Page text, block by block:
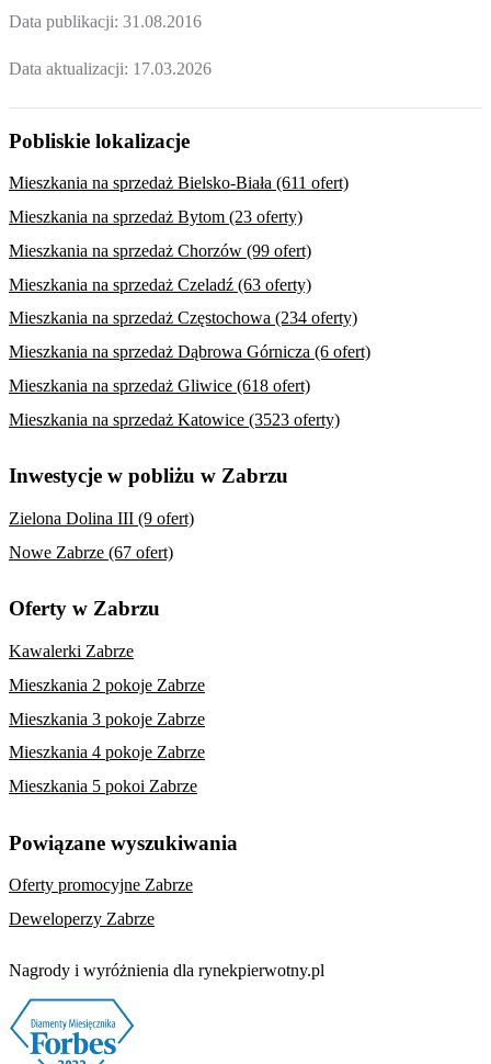
Data publikacji: 31.08.2016
Data aktualizacji: 17.03.2026
Pobliskie lokalizacje
Mieszkania na sprzedaż Bielsko-Biała (611 ofert)
Mieszkania na sprzedaż Bytom (23 oferty)
Mieszkania na sprzedaż Chorzów (99 ofert)
Mieszkania na sprzedaż Czeladź (63 oferty)
Mieszkania na sprzedaż Częstochowa (234 oferty)
Mieszkania na sprzedaż Dąbrowa Górnicza (6 ofert)
Mieszkania na sprzedaż Gliwice (618 ofert)
Mieszkania na sprzedaż Katowice (3523 oferty)
Inwestycje w pobliżu w Zabrzu
Zielona Dolina III (9 ofert)
Nowe Zabrze (67 ofert)
Oferty w Zabrzu
Kawalerki Zabrze
Mieszkania 2 pokoje Zabrze
Mieszkania 3 pokoje Zabrze
Mieszkania 4 pokoje Zabrze
Mieszkania 5 pokoi Zabrze
Powiązane wyszukiwania
Oferty promocyjne Zabrze
Deweloperzy Zabrze
Nagrody i wyróżnienia dla rynekpierwotny.pl